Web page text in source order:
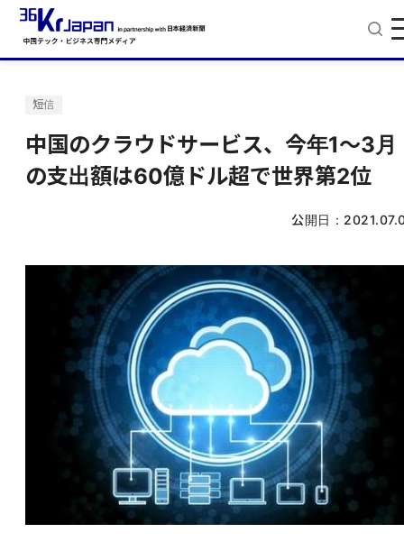
短信
中国のクラウドサービス、今年1～3月
の支出額は60億ドル超で世界第2位
公開日：